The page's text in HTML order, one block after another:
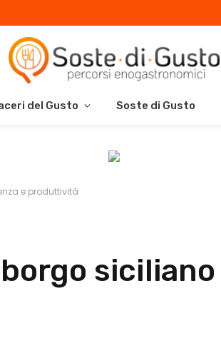
del Gusto Soste di Gusto
e produttività